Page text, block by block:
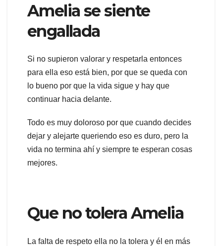
Amelia se siente
engallada
Si no supieron valorar y respetarla entonces
para ella eso está bien, por que se queda con
lo bueno por que la vida sigue y hay que
continuar hacia delante.
Todo es muy doloroso por que cuando decides
dejar y alejarte queriendo eso es duro, pero la
vida no termina ahí y siempre te esperan cosas
mejores.
Que no tolera Amelia
La falta de respeto ella no la tolera y él en más